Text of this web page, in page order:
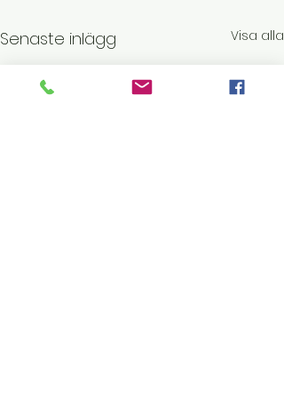
Senaste inlägg Visa alla